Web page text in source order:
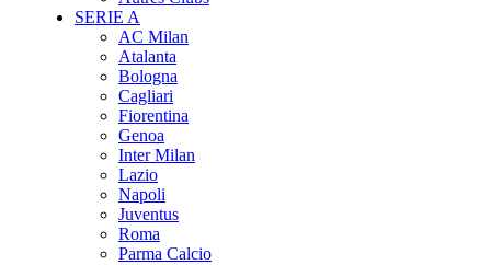
SERIE A
AC Milan
Atalanta
Bologna
Cagliari
Fiorentina
Genoa
Inter Milan
Lazio
Napoli
Juventus
Roma
Parma Calcio